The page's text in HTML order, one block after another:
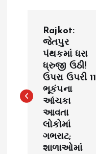
t
Rajkot:
જેતપુર
પંથકમાં ધરા
ધ્રુજી ઉઠી!
ઉપરા ઉપરી 11
ભૂકંપના
આંચકા
આવતા
લોકોમાં
ગભરાટ;
શાળાઓમાં